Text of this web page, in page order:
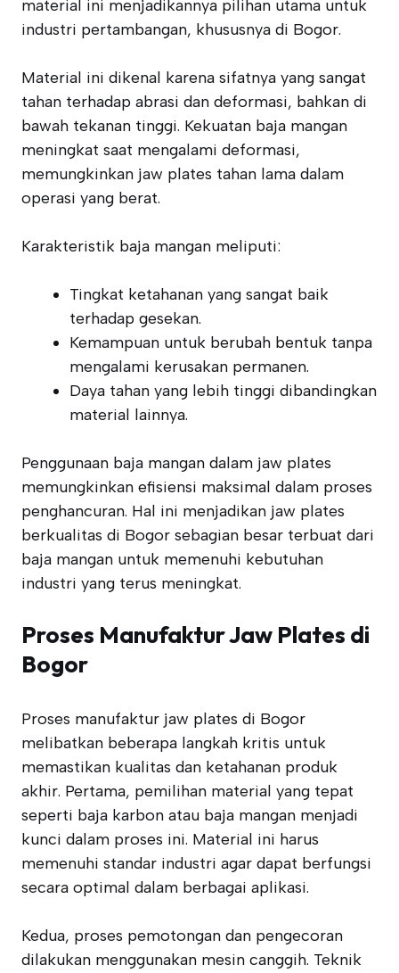
material ini menjadikannya pilihan utama untuk
industri pertambangan, khususnya di Bogor.
Material ini dikenal karena sifatnya yang sangat
tahan terhadap abrasi dan deformasi, bahkan di
bawah tekanan tinggi. Kekuatan baja mangan
meningkat saat mengalami deformasi,
memungkinkan jaw plates tahan lama dalam
operasi yang berat.
Karakteristik baja mangan meliputi:
Tingkat ketahanan yang sangat baik
terhadap gesekan.
Kemampuan untuk berubah bentuk tanpa
mengalami kerusakan permanen.
Daya tahan yang lebih tinggi dibandingkan
material lainnya.
Penggunaan baja mangan dalam jaw plates
memungkinkan efisiensi maksimal dalam proses
penghancuran. Hal ini menjadikan jaw plates
berkualitas di Bogor sebagian besar terbuat dari
baja mangan untuk memenuhi kebutuhan
industri yang terus meningkat.
Proses Manufaktur Jaw Plates di
Bogor
Proses manufaktur jaw plates di Bogor
melibatkan beberapa langkah kritis untuk
memastikan kualitas dan ketahanan produk
akhir. Pertama, pemilihan material yang tepat
seperti baja karbon atau baja mangan menjadi
kunci dalam proses ini. Material ini harus
memenuhi standar industri agar dapat berfungsi
secara optimal dalam berbagai aplikasi.
Kedua, proses pemotongan dan pengecoran
dilakukan menggunakan mesin canggih. Teknik